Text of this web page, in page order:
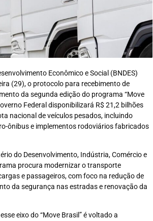
Econômico e Social (BNDES)
(29), o protocolo para recebimento de
da segunda edição do programa “Move
Federal disponibilizará R$ 21,2 bilhões
nacional de veículos pesados, incluindo
ônibus e implementos rodoviários fabricados
do Desenvolvimento, Indústria, Comércio e
procura modernizar o transporte
e passageiros, com foco na redução de
da segurança nas estradas e renovação da
eixo do “Move Brasil” é voltado a